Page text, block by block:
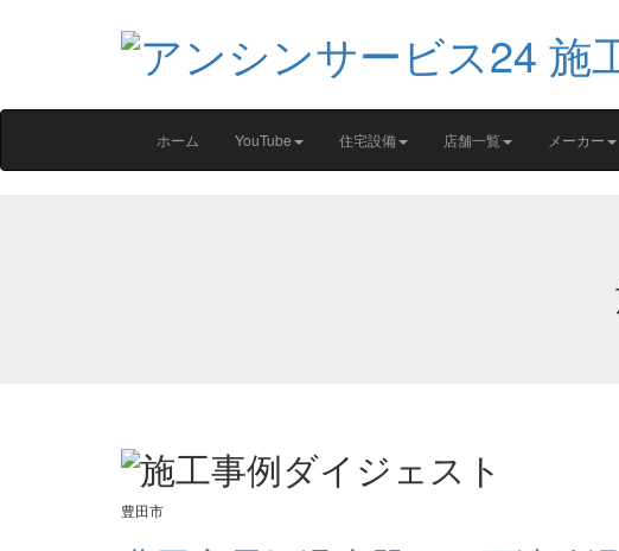
ホーム YouTube 住宅設備 店舗一覧 メーカー
豊田市